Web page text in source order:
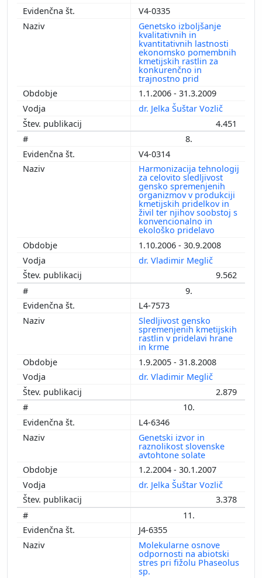
V4-0335
Genetsko izboljšanje
kvalitativnih in
kvantitativnih lastnosti
ekonomsko pomembnih
kmetijskih rastlin za
konkurenčno in
trajnostno prid
1.1.2006 - 31.3.2009
dr. Jelka Šuštar Vozlič
4.451
8.
V4-0314
Harmonizacija tehnologij
za celovito sledljivost
gensko spremenjenih
organizmov v produkciji
kmetijskih pridelkov in
živil ter njihov soobstoj s
konvencionalno in
ekološko pridelavo
1.10.2006 - 30.9.2008
dr. Vladimir Meglič
9.562
9.
L4-7573
Sledljivost gensko
spremenjenih kmetijskih
rastlin v pridelavi hrane
in krme
1.9.2005 - 31.8.2008
dr. Vladimir Meglič
2.879
10.
L4-6346
Genetski izvor in
raznolikost slovenske
avtohtone solate
1.2.2004 - 30.1.2007
dr. Jelka Šuštar Vozlič
3.378
11.
J4-6355
Molekularne osnove
odpornosti na abiotski
stres pri fižolu Phaseolus
sp.